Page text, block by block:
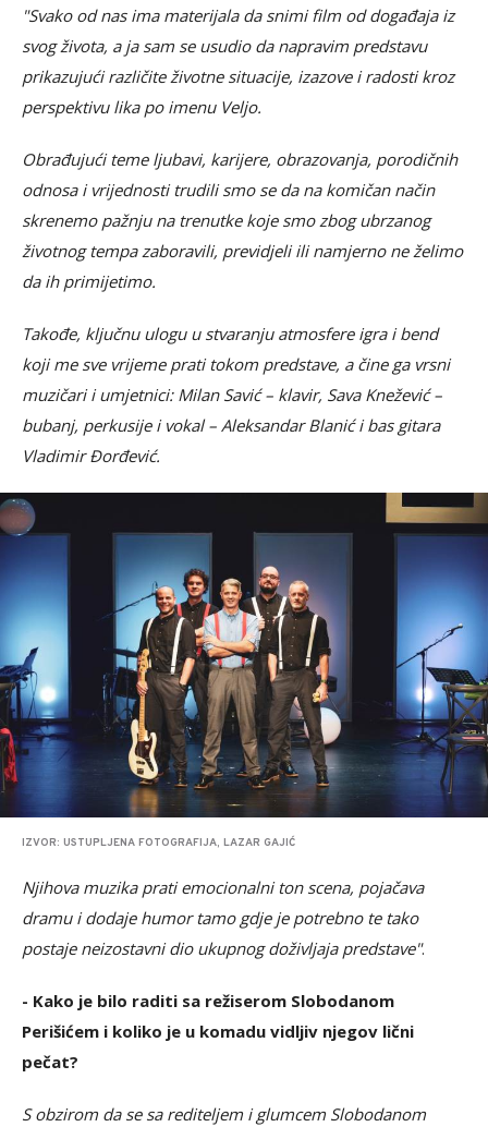
"Svako od nas ima materijala da snimi film od događaja iz
svog života, a ja sam se usudio da napravim predstavu
prikazujući različite životne situacije, izazove i radosti kroz
perspektivu lika po imenu Veljo.
Obrađujući teme ljubavi, karijere, obrazovanja, porodičnih
odnosa i vrijednosti trudili smo se da na komičan način
skrenemo pažnju na trenutke koje smo zbog ubrzanog
životnog tempa zaboravili, previdjeli ili namjerno ne želimo
da ih primijetimo.
Takođe, ključnu ulogu u stvaranju atmosfere igra i bend
koji me sve vrijeme prati tokom predstave, a čine ga vrsni
muzičari i umjetnici: Milan Savić – klavir, Sava Knežević –
bubanj, perkusije i vokal – Aleksandar Blanić i bas gitara
Vladimir Đorđević.
IZVOR: USTUPLJENA FOTOGRAFIJA, LAZAR GAJIĆ
Njihova muzika prati emocionalni ton scena, pojačava
dramu i dodaje humor tamo gdje je potrebno te tako
postaje neizostavni dio ukupnog doživljaja predstave".
- Kako je bilo raditi sa režiserom Slobodanom
Perišićem i koliko je u komadu vidljiv njegov lični
pečat?
S obzirom da se sa rediteljem i glumcem Slobodanom